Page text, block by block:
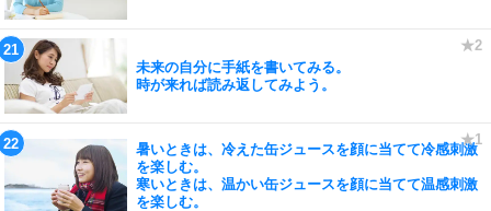
未来の自分に手紙を書いてみる。
時が来れば読み返してみよう。
暑いときは、冷えた缶ジュースを顔に当てて冷感刺激
を楽しむ。
寒いときは、温かい缶ジュースを顔に当てて温感刺激
を楽しむ。